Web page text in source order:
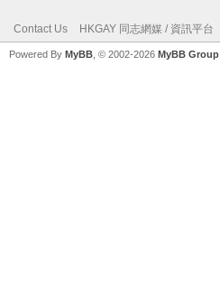
Contact Us HKGAY 同志網媒 / 資訊平台
Powered By MyBB , © 2002-2026 MyBB Group